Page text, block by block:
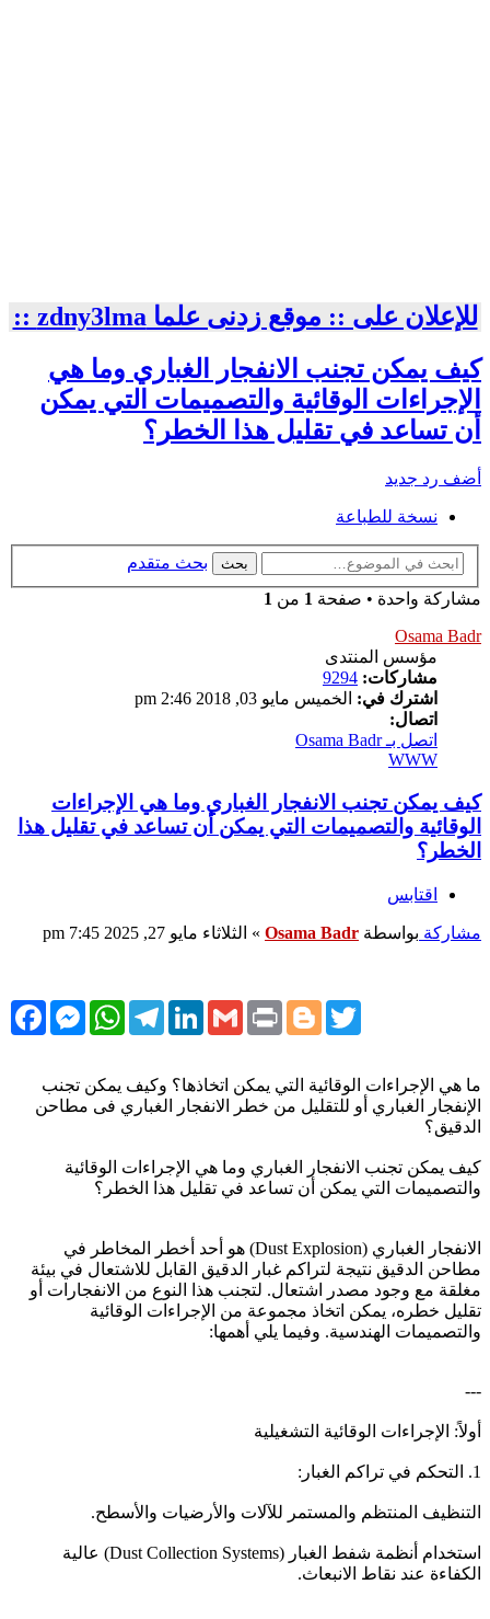
للإعلان على :: موقع زدنى علما zdny3lma ::
كيف يمكن تجنب الانفجار الغباري وما هي
الإجراءات الوقائية والتصميمات التي يمكن
أن تساعد في تقليل هذا الخطر؟
أضف رد جديد
نسخة للطباعة
بحث
بحث متقدم
مشاركة واحدة • صفحة 1 من 1
Osama Badr
مؤسس المنتدى
مشاركات: 9294
اشترك في: الخميس مايو 03, 2018 2:46 pm
اتصال:
اتصل بـ Osama Badr
WWW
كيف يمكن تجنب الانفجار الغباري وما هي الإجراءات
الوقائية والتصميمات التي يمكن أن تساعد في تقليل هذا
الخطر؟
اقتابس
مشاركة بواسطة Osama Badr
» الثلاثاء مايو 27, 2025 7:45 pm
MessengerWhatsAppTelegramLinkedInGmail PrintBloggerTwitter
ما هي الإجراءات الوقائية التي يمكن اتخاذها؟ وكيف يمكن تجنب
الإنفجار الغباري أو للتقليل من خطر الانفجار الغباري فى مطاحن
الدقيق؟
كيف يمكن تجنب الانفجار الغباري وما هي الإجراءات الوقائية
والتصميمات التي يمكن أن تساعد في تقليل هذا الخطر؟
الانفجار الغباري (Dust Explosion) هو أحد أخطر المخاطر في
مطاحن الدقيق نتيجة لتراكم غبار الدقيق القابل للاشتعال في بيئة
مغلقة مع وجود مصدر اشتعال. لتجنب هذا النوع من الانفجارات أو
تقليل خطره، يمكن اتخاذ مجموعة من الإجراءات الوقائية
والتصميمات الهندسية. وفيما يلي أهمها:
---
أولاً: الإجراءات الوقائية التشغيلية
1. التحكم في تراكم الغبار:
التنظيف المنتظم والمستمر للآلات والأرضيات والأسطح.
استخدام أنظمة شفط الغبار (Dust Collection Systems) عالية
الكفاءة عند نقاط الانبعاث.